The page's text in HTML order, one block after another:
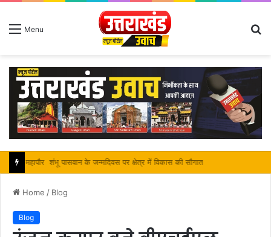
Menu
महापौर शंभू पासवान के जन्मदिवस पर क्षेत्र में विकास की सौगात
Home / Blog
Blog